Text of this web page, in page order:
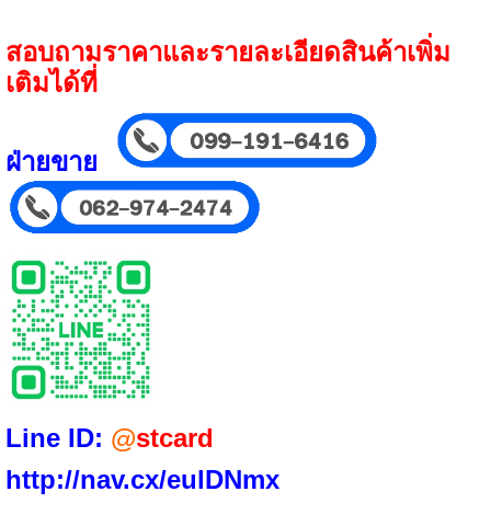
สอบถามราคาและรายละเอียดสินค้าเพิ่ม
เติมได้ที่
ฝ่ายขาย
Line ID: @stcard
http://nav.cx/eulDNmx